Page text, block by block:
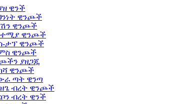
ዊንች
ዊንጮች
ዊንጮች
ዊንጮች
ታፕ ዊንጮች
ዊንጮች
ያዘጋጁ
ዊንጮች
ጣት ዊንጣ
ብረት ዊንጮች
ብረት ዊንች